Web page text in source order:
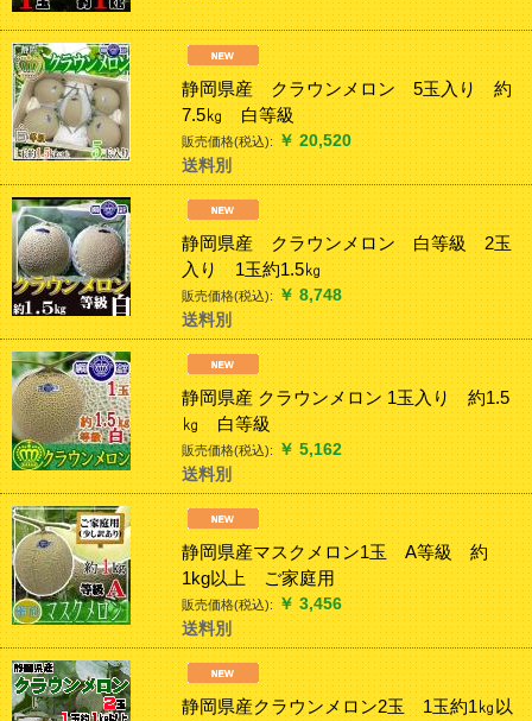
静岡県産 クラウンメロン 5玉入り 約
7.5㎏ 白等級
販売価格(税込): ￥20,520
送料別
静岡県産 クラウンメロン 白等級 2玉
入り 1玉約1.5㎏
販売価格(税込): ￥8,748
送料別
静岡県産 クラウンメロン 1玉入り 約1.5
㎏ 白等級
販売価格(税込): ￥5,162
送料別
静岡県産マスクメロン1玉 A等級 約
1kg以上 ご家庭用
販売価格(税込): ￥3,456
送料別
静岡県産クラウンメロン2玉 1玉約1㎏以